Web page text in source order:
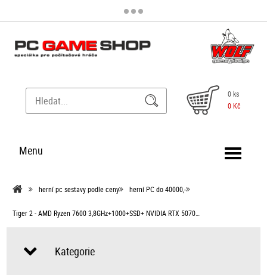
0 ks
0 Kč
Menu
herní pc sestavy podle ceny herní PC do 40000,-
Tiger 2 - AMD Ryzen 7600 3,8GHz+1000+SSD+ NVIDIA RTX 5070…
Kategorie